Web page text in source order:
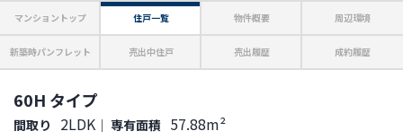
マンショントップ 住戸一覧 物件概要 周辺環境
新築時パンフレット 売出中住戸 売出履歴 成約履歴
60H タイプ
間取り 2LDK ｜ 専有面積 57.88m²